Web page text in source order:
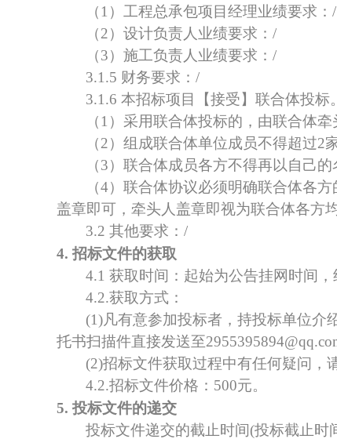
（ 1） 工程总承包项目经理业绩要求： /
（2）设计负责人业绩要求：/
（3）施工负责人业绩要求：/
3.1.5 财务要求：/
3.1.6 本招标项目【接受】 联合体投标
（ 1） 采用联合体投标的，由联合体
（2） 组成联合体单位成员不得超过2
（3）联合体成员各方不得再以自己
（4）联合体协议必须明确联合体各
盖章即可，牵头人盖章即视为联合体各方均
3.2 其他要求：/
4. 招标文件的获取
4.1 获取时间：起始为公告挂网时间
4.2.获取方式：
(1)凡有意参加投标者，持投标单位介
托书扫描件直接发送至
(2)招标文件获取过程中有任何疑问，
4.2.招标文件价格： 500元。
5. 投标文件的递交
投标文件递交的截止时间(投标截止时